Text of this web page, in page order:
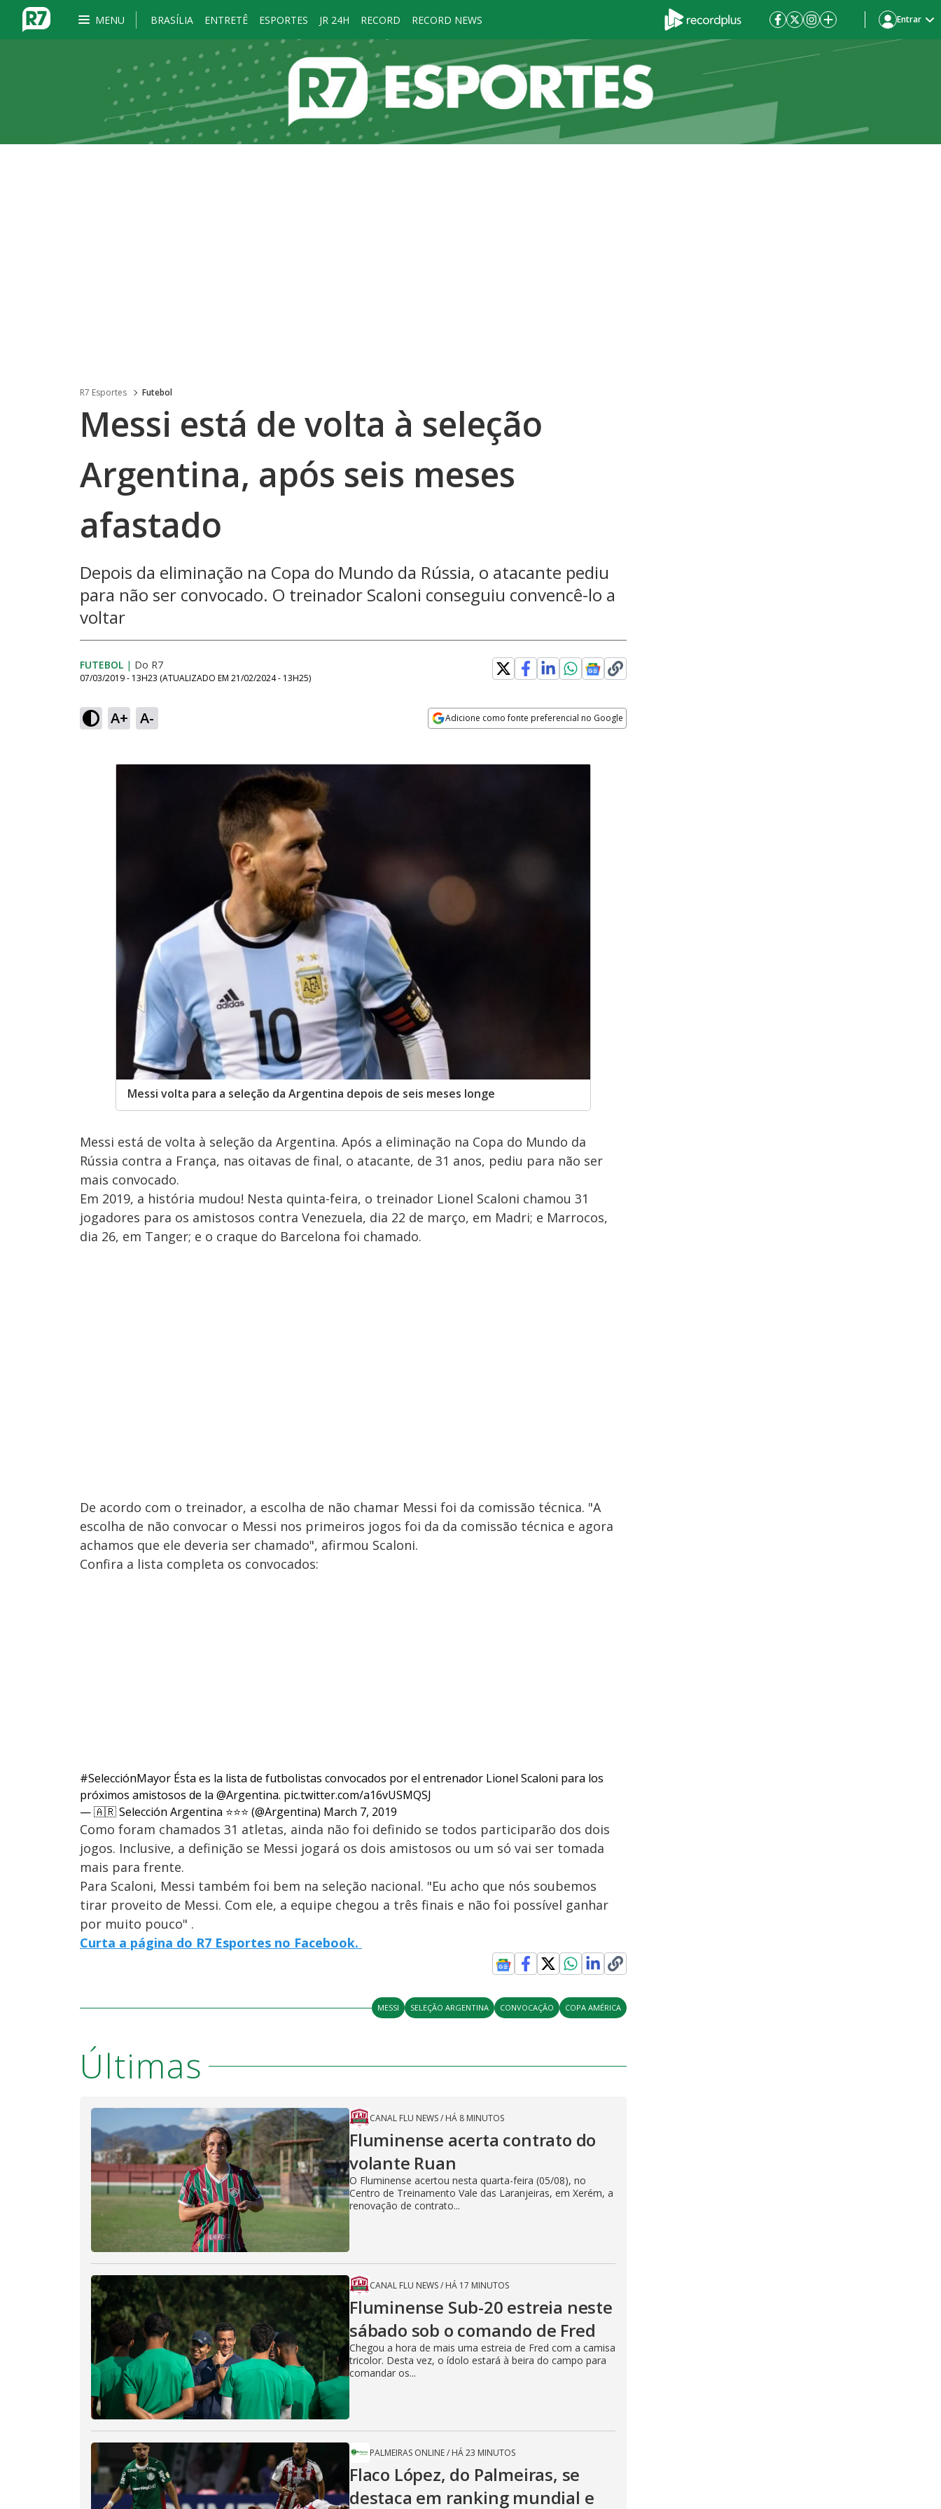
MENU BRASÍLIA ENTRETÊ ESPORTES JR 24H RECORD RECORD NEWS Entrar
R7 Esportes Futebol
Messi está de volta à seleção
Argentina, após seis meses
afastado
Depois da eliminação na Copa do Mundo da Rússia, o atacante pediu
para não ser convocado. O treinador Scaloni conseguiu convencê-lo a
voltar
FUTEBOL | Do R7
07/03/2019 - 13H23 (ATUALIZADO EM 21/02/2024 - 13H25)
A+ A- Adicione como fonte preferencial no Google
Messi volta para a seleção da Argentina depois de seis meses longe
Messi está de volta à seleção da Argentina. Após a eliminação na Copa do Mundo da
Rússia contra a França, nas oitavas de final, o atacante, de 31 anos, pediu para não ser
mais convocado.
Em 2019, a história mudou! Nesta quinta-feira, o treinador Lionel Scaloni chamou 31
jogadores para os amistosos contra Venezuela, dia 22 de março, em Madri; e Marrocos,
dia 26, em Tanger; e o craque do Barcelona foi chamado.
De acordo com o treinador, a escolha de não chamar Messi foi da comissão técnica. "A
escolha de não convocar o Messi nos primeiros jogos foi da da comissão técnica e agora
achamos que ele deveria ser chamado", afirmou Scaloni.
Confira a lista completa os convocados:
#SelecciónMayor Ésta es la lista de futbolistas convocados por el entrenador Lionel Scaloni para los
próximos amistosos de la @Argentina. pic.twitter.com/a16vUSMQSJ
— 🇦🇷 Selección Argentina ⭐⭐⭐ (@Argentina) March 7, 2019
Como foram chamados 31 atletas, ainda não foi definido se todos participarão dos dois
jogos. Inclusive, a definição se Messi jogará os dois amistosos ou um só vai ser tomada
mais para frente.
Para Scaloni, Messi também foi bem na seleção nacional. "Eu acho que nós soubemos
tirar proveito de Messi. Com ele, a equipe chegou a três finais e não foi possível ganhar
por muito pouco" .
Curta a página do R7 Esportes no Facebook.
MESSI SELEÇÃO ARGENTINA CONVOCAÇÃO COPA AMÉRICA
Últimas
CANAL FLU NEWS/ HÁ 8 MINUTOS
Fluminense acerta contrato do
volante Ruan
O Fluminense acertou nesta quarta-feira (05/08), no
Centro de Treinamento Vale das Laranjeiras, em Xerém, a
renovação de contrato...
CANAL FLU NEWS/ HÁ 17 MINUTOS
Fluminense Sub-20 estreia neste
sábado sob o comando de Fred
Chegou a hora de mais uma estreia de Fred com a camisa
tricolor. Desta vez, o ídolo estará à beira do campo para
comandar os...
PALMEIRAS ONLINE/ HÁ 23 MINUTOS
Flaco López, do Palmeiras, se
destaca em ranking mundial e